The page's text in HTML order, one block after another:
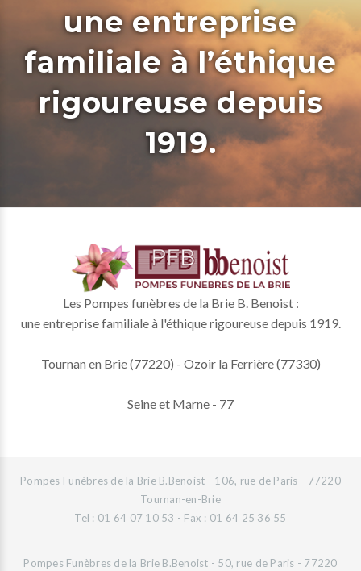
une entreprise
familiale à l’éthique
rigoureuse depuis
1919.
Les Pompes funèbres de la Brie B. Benoist :
une entreprise familiale à l'éthique rigoureuse depuis 1919.
Tournan en Brie (77220) - Ozoir la Ferrière (77330)
Seine et Marne - 77
Pompes Funèbres de la Brie B.Benoist - 106, rue de Paris - 77220
Tournan-en-Brie
Tel : 01 64 07 10 53 - Fax : 01 64 25 36 55
Pompes Funèbres de la Brie B.Benoist - 50, rue de Paris - 77220